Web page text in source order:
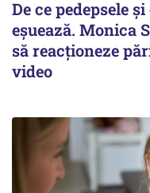
De ce pedepsele
eșuează. Monica
să reacționeze
video